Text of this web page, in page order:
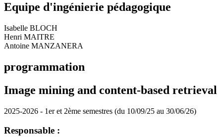
Equipe d'ingénierie pédagogique
Isabelle BLOCH
Henri MAITRE
Antoine MANZANERA
programmation
Image mining and content-based retrieval
2025-2026 - 1er et 2ème semestres (du 10/09/25 au 30/06/26)
Responsable :